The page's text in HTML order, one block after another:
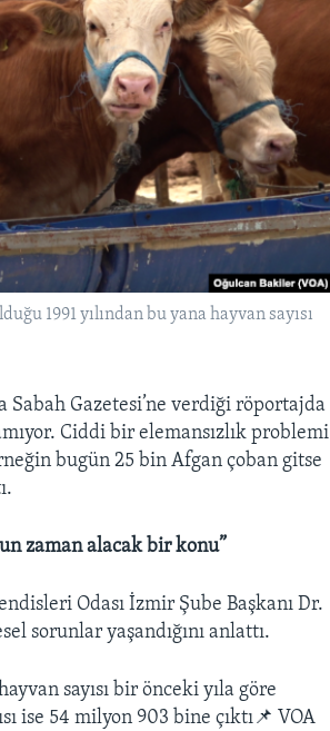
1991 yılından bu yana hayvan sayısı
Sabah Gazetesi’ne verdiği röportajda
Ciddi bir elemansızlık problemi
bugün 25 bin Afgan çoban gitse
zaman alacak bir konu”
Odası İzmir Şube Başkanı Dr.
sorunlar yaşandığını anlattı.
sayısı bir önceki yıla göre
ise 54 milyon 903 bine çıktı📌 VOA